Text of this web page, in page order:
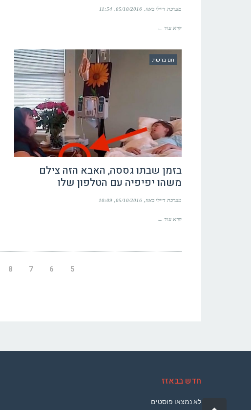
מערכת דיילי באזז 05/10/2016
11:54
קרא עוד ←
חם ברשת
בזמן שבתו גססה, האבא הזה צילם
משהו יפיפיה עם הטלפון שלו
מערכת דיילי באזז 05/10/2016
10:09
קרא עוד ←
5
6
7
8
חדש בבאזז
לא נמצאו פוסטים